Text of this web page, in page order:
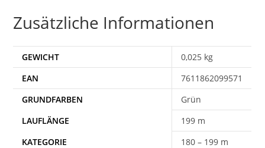
Zusätzliche Informationen
GEWICHT
0,025 kg
EAN
7611862099571
Grün
199 m
180 – 199 m